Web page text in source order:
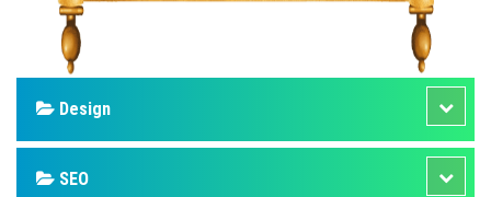
Design
SEO